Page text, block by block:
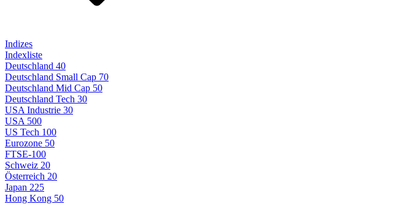
Indizes
Indexliste
Deutschland 40
Deutschland Small Cap 70
Deutschland Mid Cap 50
Deutschland Tech 30
USA Industrie 30
USA 500
US Tech 100
Eurozone 50
FTSE-100
Schweiz 20
Österreich 20
Japan 225
Hong Kong 50